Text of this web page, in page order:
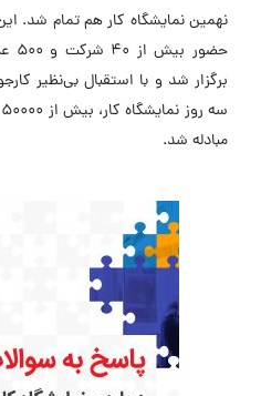
برگزار شد و با استقبال بی‌نظیر
مبادله شد.